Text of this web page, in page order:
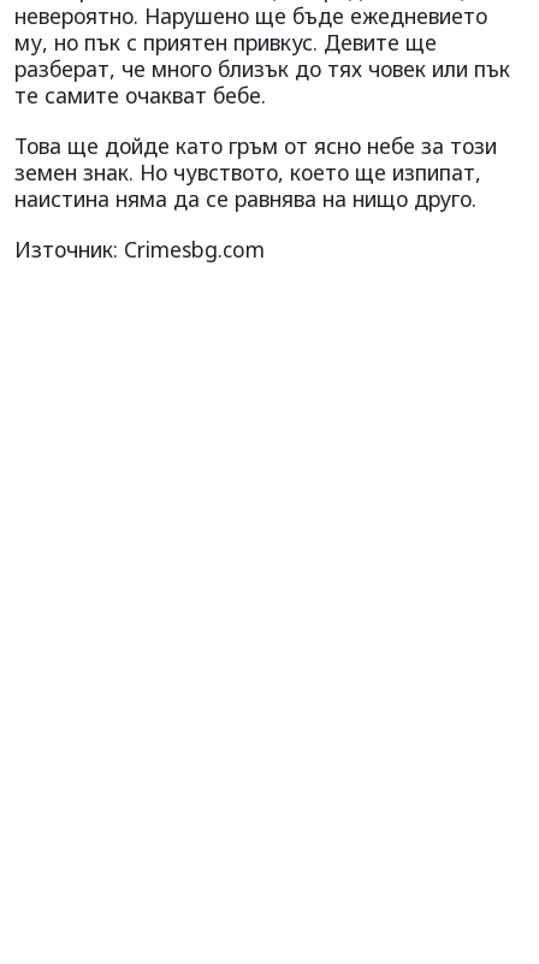
невероятно. Нарушено ще бъде ежедневието
му, но пък с приятен привкус. Девите ще
разберат, че много близък до тях човек или пък
те самите очакват бебе.
Това ще дойде като гръм от ясно небе за този
земен знак. Но чувството, което ще изпипат,
наистина няма да се равнява на нищо друго.
Източник: Crimesbg.com